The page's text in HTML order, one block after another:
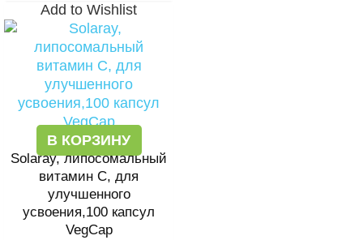
Add to Wishlist
В КОРЗИНУ
Solaray, липосомальный
витамин C, для
улучшенного
усвоения,100 капсул
VegCap